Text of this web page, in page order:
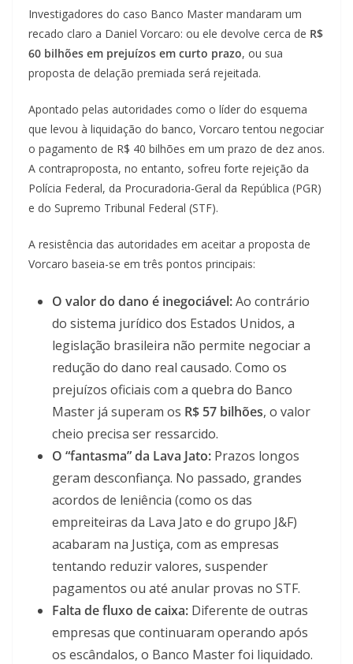
Investigadores do caso Banco Master mandaram um
recado claro a Daniel Vorcaro: ou ele devolve cerca de R$
60 bilhões em prejuízos em curto prazo, ou sua
proposta de delação premiada será rejeitada.
Apontado pelas autoridades como o líder do esquema
que levou à liquidação do banco, Vorcaro tentou negociar
o pagamento de R$ 40 bilhões em um prazo de dez anos.
A contraproposta, no entanto, sofreu forte rejeição da
Polícia Federal, da Procuradoria-Geral da República (PGR)
e do Supremo Tribunal Federal (STF).
A resistência das autoridades em aceitar a proposta de
Vorcaro baseia-se em três pontos principais:
O valor do dano é inegociável:Ao contrário
do sistema jurídico dos Estados Unidos, a
legislação brasileira não permite negociar a
redução do dano real causado. Como os
prejuízos oficiais com a quebra do Banco
Master já superam os R$ 57 bilhões, o valor
cheio precisa ser ressarcido.
O “fantasma” da Lava Jato: Prazos longos
geram desconfiança. No passado, grandes
acordos de leniência (como os das
empreiteiras da Lava Jato e do grupo J&F)
acabaram na Justiça, com as empresas
tentando reduzir valores, suspender
pagamentos ou até anular provas no STF.
Falta de fluxo de caixa: Diferente de outras
empresas que continuaram operando após
os escândalos, o Banco Master foi liquidado.